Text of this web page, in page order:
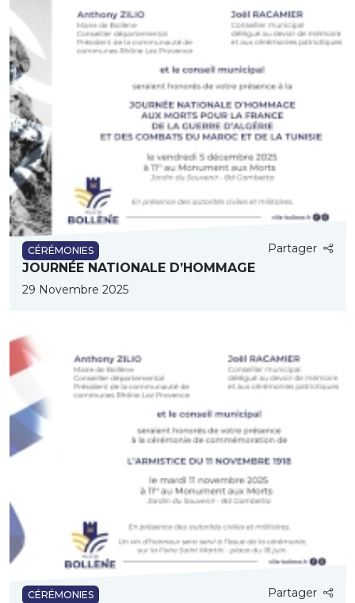
CÉRÉMONIES Partager
JOURNÉE NATIONALE D’HOMMAGE
29 Novembre 2025
CÉRÉMONIES Partager